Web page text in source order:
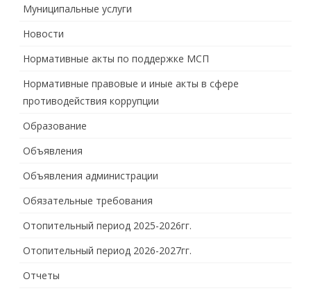
Муниципальные услуги
Новости
Нормативные акты по поддержке МСП
Нормативные правовые и иные акты в сфере
противодействия коррупции
Образование
Объявления
Объявления администрации
Обязательные требования
Отопительный период 2025-2026гг.
Отопительный период 2026-2027гг.
Отчеты